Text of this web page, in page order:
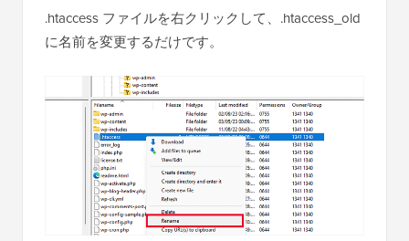
.htaccess ファイルを右クリックして、.htaccess_old
に名前を変更するだけです。